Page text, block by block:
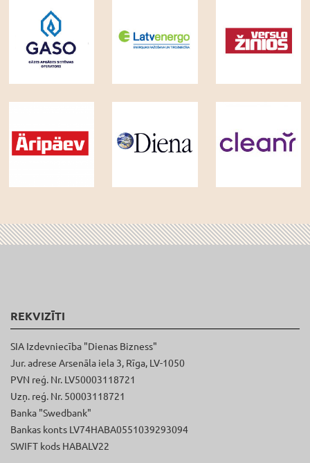
REKVIZĪTI
SIA Izdevniecība "Dienas Bizness"
Jur. adrese Arsenāla iela 3, Rīga, LV-1050
PVN reģ. Nr. LV50003118721
Uzņ. reģ. Nr. 50003118721
Banka "Swedbank"
Bankas konts LV74HABA0551039293094
SWIFT kods HABALV22